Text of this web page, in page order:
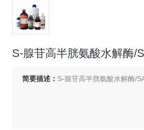
S-腺苷高半胱氨酸水解酶/
简要描述： S-腺苷高半胱氨酸水解酶/